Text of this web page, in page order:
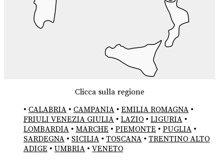
Clicca sulla regione
• CALABRIA • CAMPANIA • EMILIA ROMAGNA •
FRIULI VENEZIA GIULIA • LAZIO • LIGURIA •
LOMBARDIA • MARCHE • PIEMONTE • PUGLIA •
SARDEGNA • SICILIA • TOSCANA • TRENTINO ALTO
ADIGE • UMBRIA • VENETO